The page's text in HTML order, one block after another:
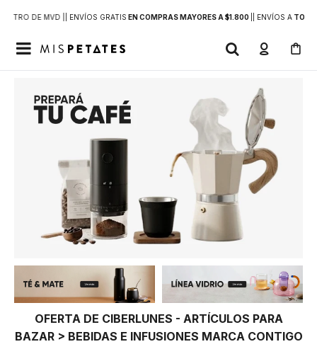
DE MVD | | ENVÍOS GRATIS EN COMPRAS MAYORES A $1.800 | ENVÍOS ATODO

OFERTA DE CIBERLUNES - ARTÍCULOS PARA
BAZAR > BEBIDAS E INFUSIONES MARCA CONTIGO